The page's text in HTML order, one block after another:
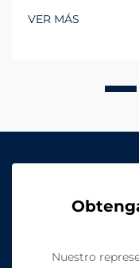
desempeña un
como en estética.
VER MÁS
Nuestro